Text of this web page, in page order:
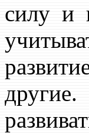
силу и